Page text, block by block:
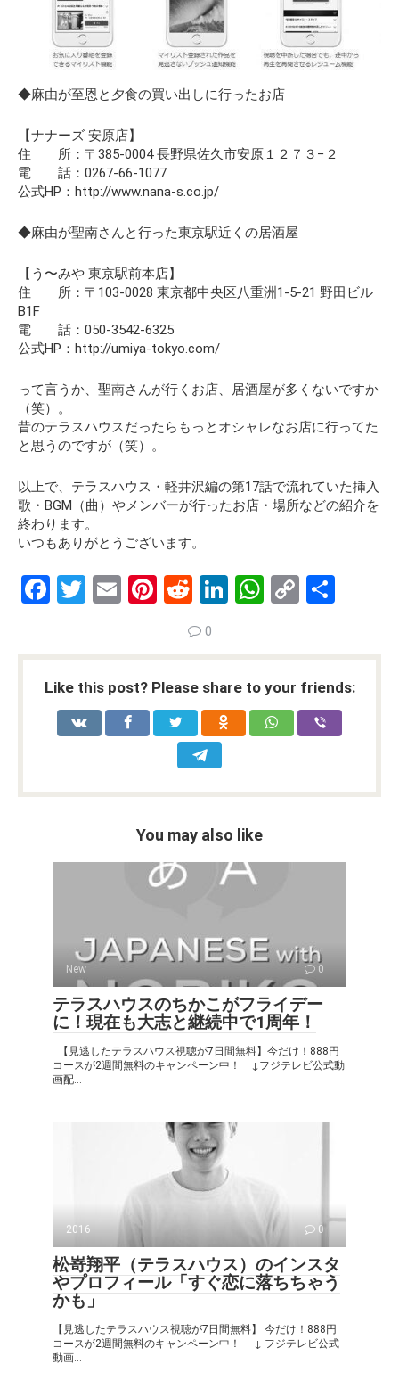
◆麻由が至恩と夕食の買い出しに行ったお店
【ナナーズ 安原店】
住 所：〒385-0004 長野県佐久市安原１２７３−２
電 話：0267-66-1077
公式HP：http://www.nana-s.co.jp/
◆麻由が聖南さんと行った東京駅近くの居酒屋
【う〜みや 東京駅前本店】
住 所：〒103-0028 東京都中央区八重洲1-5-21 野田ビル
B1F
電 話：050-3542-6325
公式HP：http://umiya-tokyo.com/
って言うか、聖南さんが行くお店、居酒屋が多くないですか
（笑）。
昔のテラスハウスだったらもっとオシャレなお店に行ってた
と思うのですが（笑）。
以上で、テラスハウス・軽井沢編の第17話で流れていた挿入
歌・BGM（曲）やメンバーが行ったお店・場所などの紹介を
終わります。
いつもありがとうございます。
F
ce
b
o
o
T
tt
er
E
ail
Pi
er
es
t
R
e
d
di
t
Li
ke
dI
n
W
at
A
p
C
py
Li
n
k
ar
e
0
Like this post? Please share to your friends:
You may also like
New 0
テラスハウスのちかこがフライデー
に！現在も大志と継続中で1周年！
【見逃したテラスハウス視聴が7日間無料】今だけ！888円
コースが2週間無料のキャンペーン中！ ↓フジテレビ公式動
画配...
2016 0
松嵜翔平（テラスハウス）のインスタ
やプロフィール「すぐ恋に落ちちゃう
かも」
【見逃したテラスハウス視聴が7日間無料】 今だけ！888円
コースが2週間無料のキャンペーン中！ ↓ フジテレビ公式
動画...